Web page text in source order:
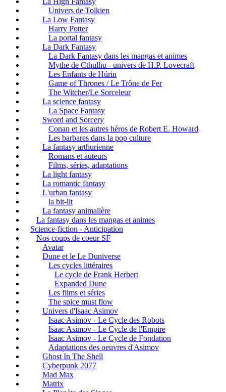
Univers de Tolkien
La Low Fantasy
Harry Potter
La portal fantasy
La Dark Fantasy
La Dark Fantasy dans les mangas et animes
Mythe de Cthulhu - univers de H.P. Lovecraft
Les Enfants de Húrin
Game of Thrones / Le Trône de Fer
The Witcher/Le Sorceleur
La science fantasy
La Space Fantasy
Sword and Sorcery
Conan et les autres héros de Robert E. Howard
Les barbares dans la pop culture
La fantasy arthurienne
Romans et auteurs
Films, séries, adaptations
La light fantasy
La romantic fantasy
L'urban fantasy
la bit-lit
La fantasy animalière
La fantasy dans les mangas et animes
Science-fiction - Anticipation
Nos coups de coeur SF
Avatar
Dune et le Le Duniverse
Les cycles littéraires
Le cycle de Frank Herbert
Expanded Dune
Les films et séries
The spice must flow
Univers d'Isaac Asimov
Isaac Asimov - Le Cycle des Robots
Isaac Asimov - Le Cycle de l'Empire
Isaac Asimov - Le Cycle de Fondation
Adaptations des oeuvres d'Asimov
Ghost In The Shell
Cyberpunk 2077
Mad Max
Matrix